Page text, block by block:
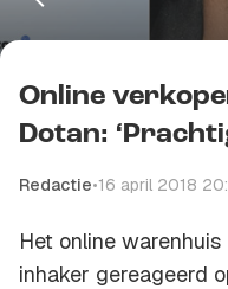
Online
Dotan:
Redactie•16 april 2018
Het online
inhaker gereageerd